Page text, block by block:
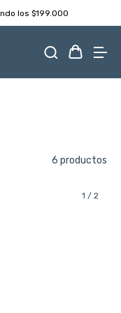
los $199.000
6 productos
1 / 2